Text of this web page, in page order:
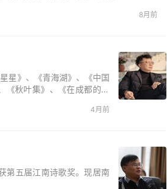
8月前
星》、《青海湖》、《中国
《秋叶集》、《在成都的日
4月前
第五届江南诗歌奖。现居南